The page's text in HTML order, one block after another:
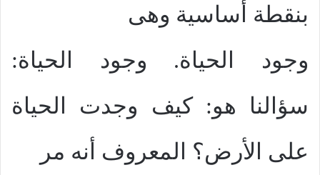
بنقطة أساسية وهى
وجود الحياة. وجود الحياة:
سؤالنا هو: كيف وجدت الحياة
على الأرض؟ المعروف أنه مر